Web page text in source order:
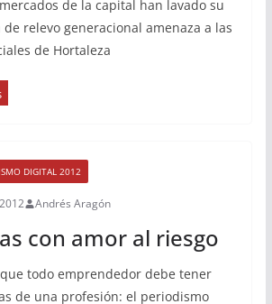
de la capital han lavado su
relevo generacional amenaza a las
de Hortaleza
DIGITAL 2012
Andrés Aragón
con amor al riesgo
todo emprendedor debe tener
de una profesión: el periodismo